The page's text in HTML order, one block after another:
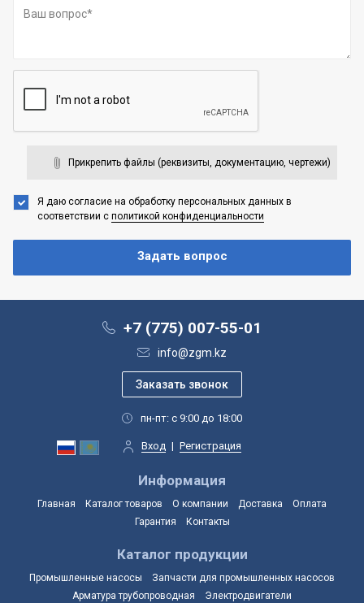
Прикрепить файлы (реквизиты, документацию, чертежи)
Я даю согласие на обработку персональных данных в
соответствии с политикой конфиденциальности
+7 (775) 007-55-01
info@zgm.kz
пн-пт: с 9:00 до 18:00
Вход | Регистрация
Информация
Главная Каталог товаров О компании Доставка
Оплата
Гарантия
Контакты
Каталог продукции
Промышленные насосы
Запчасти для промышленных насосов
Арматура трубопроводная
Электродвигатели